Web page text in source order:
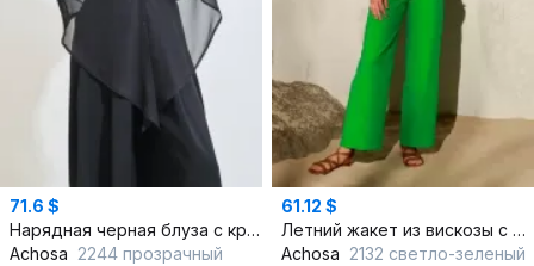
71.6 $
Нарядная черная блуза с круглым вырезом
Achosa 2244 прозрачный
61.12 $
Летний жакет из вискозы с легким стилем отдыха
Achosa 2132 светло-зеленый